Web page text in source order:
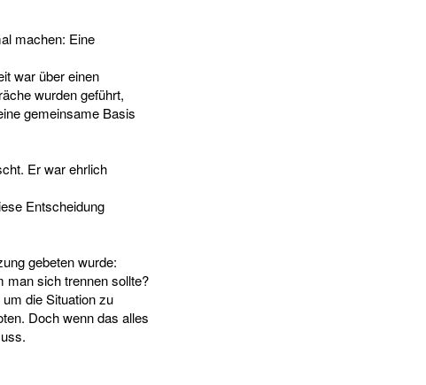
machen: Eine
war über einen
wurden geführt,
gemeinsame Basis
Er war ehrlich
Entscheidung
gebeten wurde:
man sich trennen sollte?
die Situation zu
Doch wenn das alles